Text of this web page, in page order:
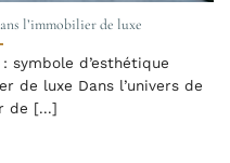
l’immobilier de luxe
symbole d’esthétique
de luxe Dans l’univers de
de [...]